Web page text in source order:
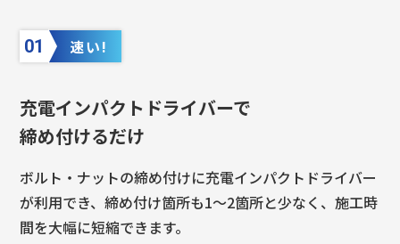
01 速い!
充電インパクトドライバーで
締め付けるだけ
ボルト・ナットの締め付けに充電インパクトドライバー
が利用でき、締め付け箇所も1〜2箇所と少なく、施工時
間を大幅に短縮できます。